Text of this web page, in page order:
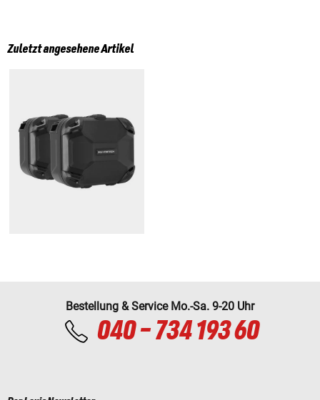
Zuletzt angesehene Artikel
Bestellung & Service Mo.-Sa. 9-20 Uhr
040 - 734 193 60